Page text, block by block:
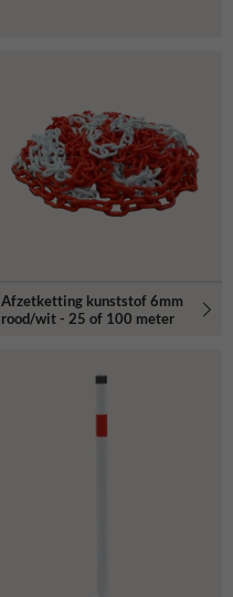
Afzetketting kunststof 6mm
rood/wit - 25 of 100 meter